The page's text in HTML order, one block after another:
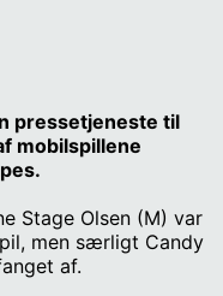
pressetjeneste til
mobilspillene
Stage Olsen (M) var
men særligt Candy
af.